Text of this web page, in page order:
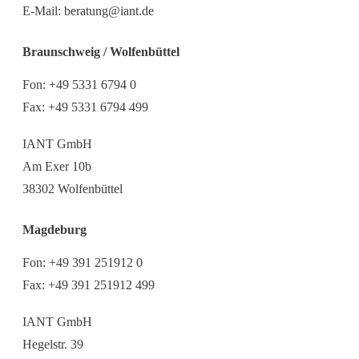
E-Mail: beratung@iant.de
Braunschweig / Wolfenbüttel
Fon: +49 5331 6794 0
Fax: +49 5331 6794 499
IANT GmbH
Am Exer 10b
38302 Wolfenbüttel
Magdeburg
Fon: +49 391 251912 0
Fax: +49 391 251912 499
IANT GmbH
Hegelstr. 39